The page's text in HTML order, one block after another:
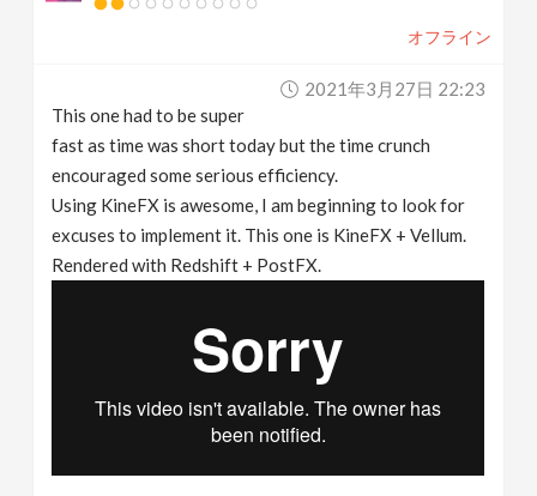
オフライン
2021年3月27日 22:23
This one had to be super
fast as time was short today but the time crunch
encouraged some serious efficiency.
Using KineFX is awesome, I am beginning to look for
excuses to implement it. This one is KineFX + Vellum.
Rendered with Redshift + PostFX.